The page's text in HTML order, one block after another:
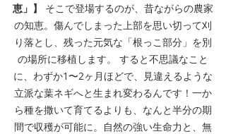
恵」】
そこで登場するのが、昔ながらの農家
の知恵。傷んでしまった上部を思い切って刈
り落とし、残った元気な「根っこ部分」を別
の場所に移植します。 すると不思議なこと
に、わずか1〜2ヶ月ほどで、見違えるような
立派な葉ネギへと生まれ変わるんです！一か
ら種を撒いて育てるよりも、なんと半分の期
間で収穫が可能に。自然の強い生命力と、無